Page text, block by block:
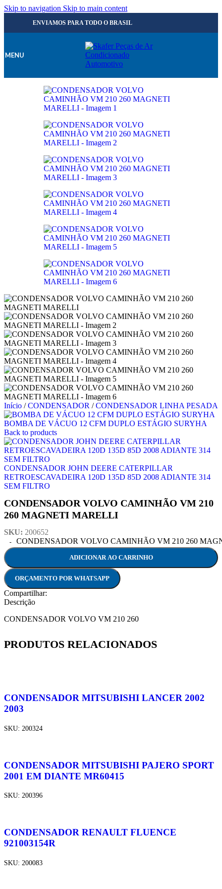
Skip to navigation Skip to main content
ENVIAMOS PARA TODO O BRASIL
MENU
Início / CONDENSADOR / CONDENSADOR LINHA PESADA
BOMBA DE VÁCUO 12 CFM DUPLO ESTÁGIO SURYHA
Back to products
CONDENSADOR JOHN DEERE CATERPILLAR
RETROESCAVADEIRA 120D 135D 85D 2008 ADIANTE 314
SEM FILTRO
CONDENSADOR VOLVO CAMINHÃO VM 210
260 MAGNETI MARELLI
SKU: 200652
CONDENSADOR VOLVO CAMINHÃO VM 210 260
ADICIONAR AO CARRINHO
ORÇAMENTO POR WHATSAPP
Compartilhar:
Descrição
CONDENSADOR VOLVO VM 210 260
PRODUTOS RELACIONADOS
CONDENSADOR MITSUBISHI LANCER 2002
2003
SKU: 200324
CONDENSADOR MITSUBISHI PAJERO SPORT
2001 EM DIANTE MR60415
SKU: 200396
CONDENSADOR RENAULT FLUENCE
921003154R
SKU: 200083